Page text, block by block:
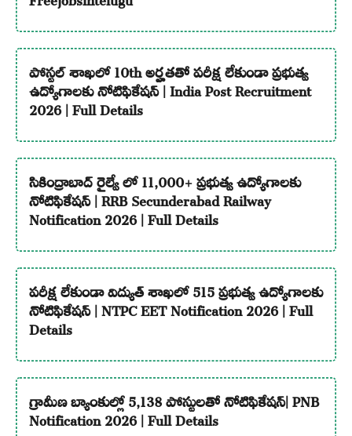
పోస్టల్ శాఖలో 10th అర్హతతో పరీక్ష లేకుండా ప్రభుత్వ
ఉద్యోగాలకు నోటిఫికేషన్ | India Post Recruitment
2026 | Full Details
సికింద్రాబాద్ రైల్వే లో 11,000+ ప్రభుత్వ ఉద్యోగాలకు
నోటిఫికేషన్ | RRB Secunderabad Railway
Notification 2026 | Full Details
పరీక్ష లేకుండా విద్యుత్ శాఖలో 515 ప్రభుత్వ ఉద్యోగాలకు
నోటిఫికేషన్ | NTPC EET Notification 2026 | Full
Details
గ్రామీణ బ్యాంకుల్లో 5,138 పోస్టులతో నోటిఫికేషన్| PNB
Notification 2026 | Full Details